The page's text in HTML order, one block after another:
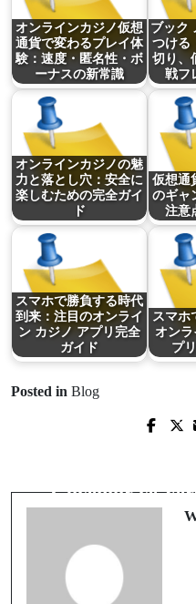
オンラインカジノ仮想
通貨で変わるプレイ体
験：速度・匿名性・ボ
ーナスの新常識
ブック
つける
切り、
戦フ
オンラインカジノの魅
力と落とし穴：安全に
楽しむための完全ガイ
ド
仮想通
のギャ
注意
スマホで勝負する時代
到来：注目のオンライ
ン カジノ アプリ完全
ガイド
スマホ
オン
プ
Posted in Blog
Güvenilir ve